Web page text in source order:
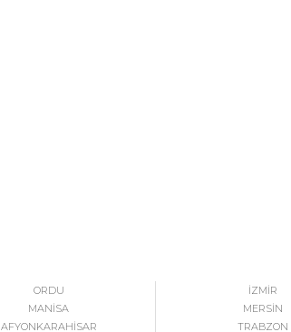
ORDU İZMİR
MANİSA
MERSİN
AFYONKARAHİSAR
TRABZON